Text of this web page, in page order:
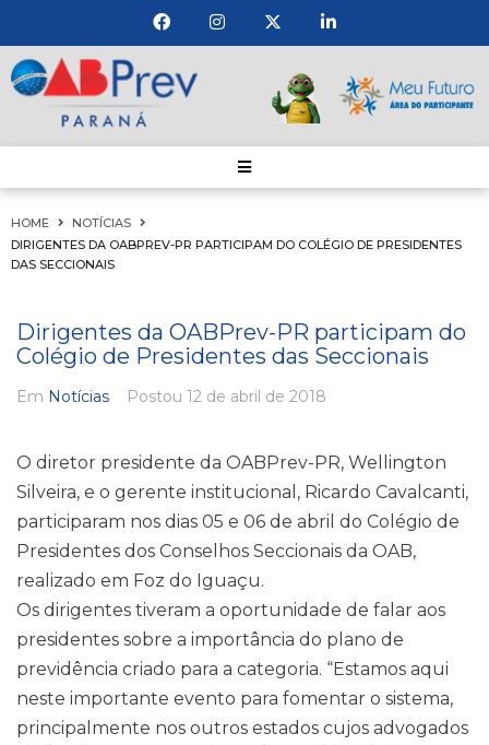
HOME
NOTÍCIAS
DIRIGENTES DA OABPREV-PR PARTICIPAM DO COLÉGIO DE PRESIDENTES
DAS SECCIONAIS
Dirigentes da OABPrev-PR participam do
Colégio de Presidentes das Seccionais
Em Notícias Postou 12 de abril de 2018
O diretor presidente da OABPrev-PR, Wellington
Silveira, e o gerente institucional, Ricardo Cavalcanti,
participaram nos dias 05 e 06 de abril do Colégio de
Presidentes dos Conselhos Seccionais da OAB,
realizado em Foz do Iguaçu.
Os dirigentes tiveram a oportunidade de falar aos
presidentes sobre a importância do plano de
previdência criado para a categoria. “Estamos aqui
neste importante evento para fomentar o sistema,
principalmente nos outros estados cujos advogados